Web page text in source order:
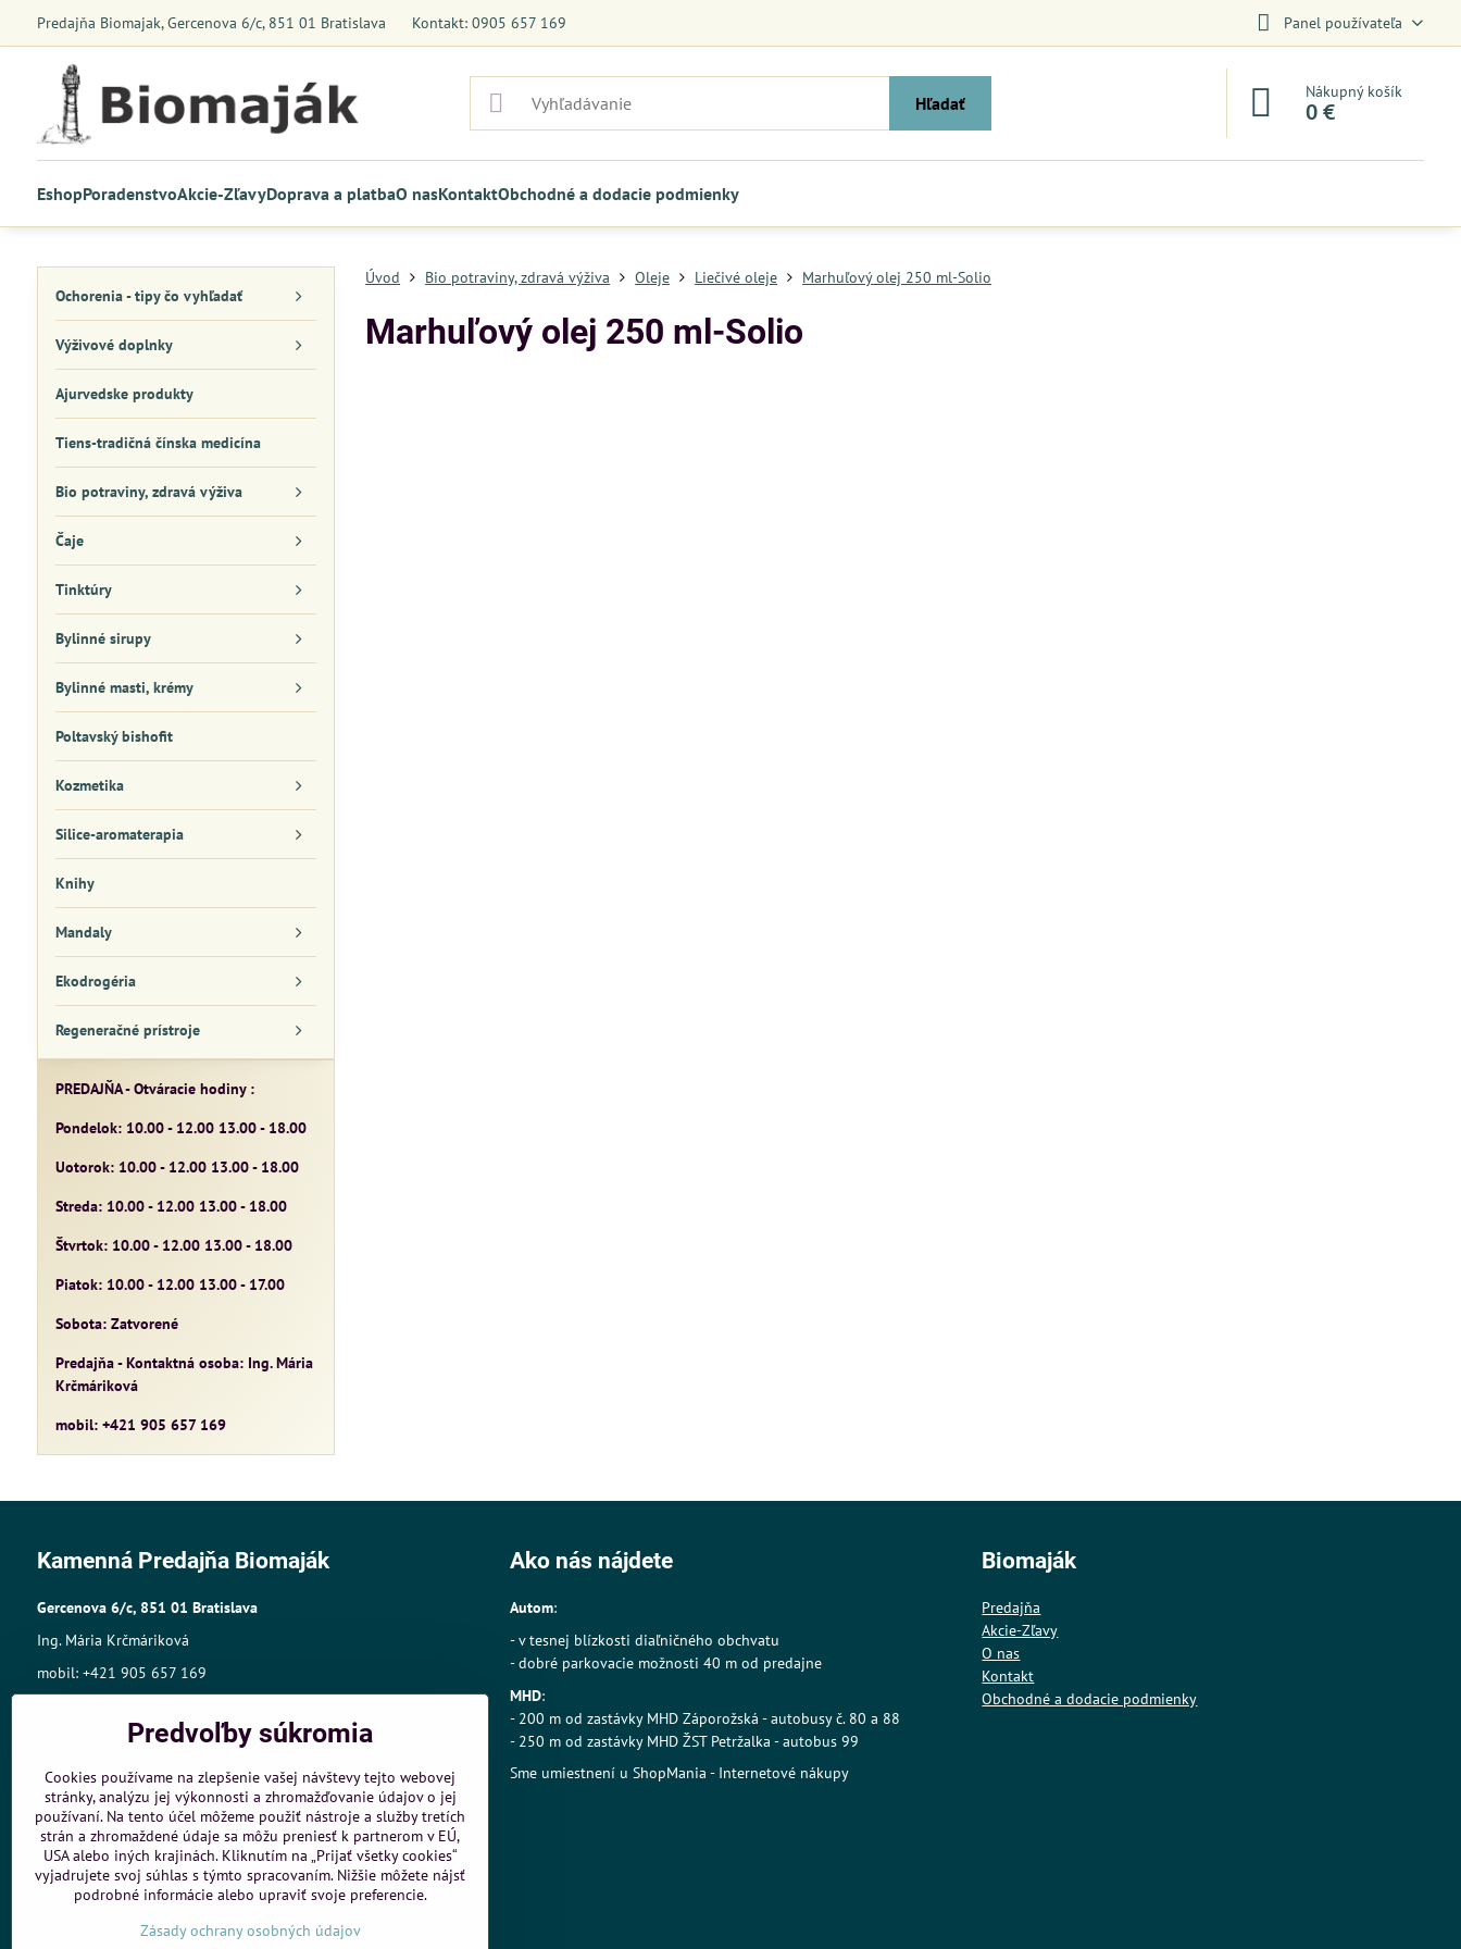
Predajňa Biomajak, Gercenova 6/c, 851 01 Bratislava Kontakt: 0905 657 169 Panel používateľa
Hľadať
Nákupný košík
0 €
EshopPoradenstvoAkcie-ZľavyDoprava a platbaO nasKontaktObchodné a dodacie podmienky
Úvod Bio potraviny, zdravá výživa Oleje Liečivé oleje Marhuľový olej 250 ml-Solio
Marhuľový olej 250 ml-Solio
Ochorenia - tipy čo vyhľadať
Výživové doplnky
Ajurvedske produkty
Tiens-tradičná čínska medicína
Bio potraviny, zdravá výživa
Čaje
Tinktúry
Bylinné sirupy
Bylinné masti, krémy
Poltavský bishofit
Kozmetika
Silice-aromaterapia
Knihy
Mandaly
Ekodrogéria
Regeneračné prístroje
PREDAJŇA - Otváracie hodiny :
Pondelok: 10.00 - 12.00 13.00 - 18.00
Uotorok: 10.00 - 12.00 13.00 - 18.00
Streda: 10.00 - 12.00 13.00 - 18.00
Štvrtok: 10.00 - 12.00 13.00 - 18.00
Piatok: 10.00 - 12.00 13.00 - 17.00
Sobota: Zatvorené
Predajňa - Kontaktná osoba: Ing. Mária
Krčmáriková
mobil: +421 905 657 169
Kamenná Predajňa Biomaják
Gercenova 6/c, 851 01 Bratislava
Ing. Mária Krčmáriková
mobil: +421 905 657 169
Sídlo: A.Gwerkovej 19, 851 04 Bratislava
IČO: 33768609,
IČ DPH:SK1025421980
Živnost.register č.:105-10848
Objednávky
Stav objednávky
Ako nás nájdete
Autom:
- v tesnej blízkosti diaľničného obchvatu
- dobré parkovacie možnosti 40 m od predajne
MHD:
- 200 m od zastávky MHD Záporožská - autobusy č. 80 a 88
- 250 m od zastávky MHD ŽST Petržalka - autobus 99
Sme umiestnení u ShopMania - Internetové nákupy
Biomaják
Predajňa
Akcie-Zľavy
O nas
Kontakt
Obchodné a dodacie podmienky
Predvoľby súkromia
Cookies používame na zlepšenie vašej návštevy tejto webovej
stránky, analýzu jej výkonnosti a zhromažďovanie údajov o jej
používaní. Na tento účel môžeme použiť nástroje a služby tretích
strán a zhromaždené údaje sa môžu preniesť k partnerom v EÚ,
USA alebo iných krajinách. Kliknutím na „Prijať všetky cookies“
vyjadrujete svoj súhlas s týmto spracovaním. Nižšie môžete nájsť
podrobné informácie alebo upraviť svoje preferencie.
Zásady ochrany osobných údajov